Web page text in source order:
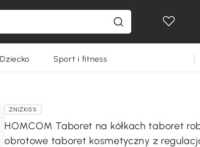
Dziecko Sport i fitness
ZNIŻKI5%
HOMCOM Taboret na kółkach taboret
obrotowe taboret kosmetyczny z